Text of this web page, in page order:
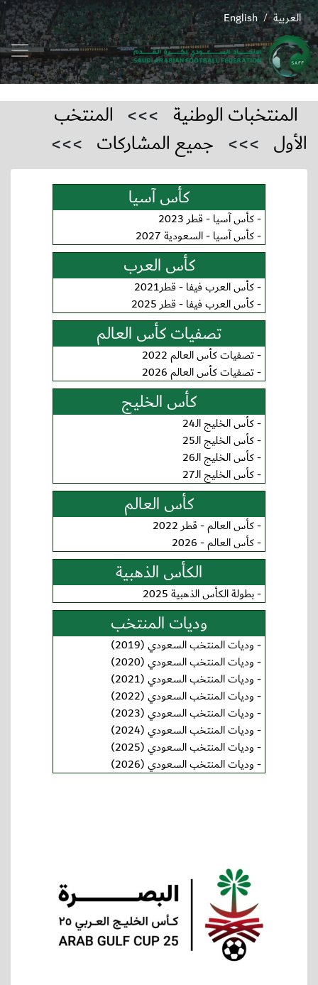
English / العربية
المنتخبات الوطنية >>> المنتخب
الأول >>> جميع المشاركات >>>
كأس آسيا
-كأس آسيا - قطر 2023
-كأس آسيا - السعودية 2027
كأس العرب
-كأس العرب فيفا - قطر2021
-كأس العرب فيفا - قطر 2025
تصفيات كأس العالم
-تصفيات كأس العالم 2022
-تصفيات كأس العالم 2026
كأس الخليج
-كأس الخليج الـ24
-كأس الخليج الـ25
-كأس الخليج الـ26
-كأس الخليج الـ27
كأس العالم
-كأس العالم - قطر 2022
-كأس العالم - 2026
الكأس الذهبية
-بطولة الكأس الذهبية 2025
وديات المنتخب
-وديات المنتخب السعودي (2019)
-وديات المنتخب السعودي (2020)
-وديات المنتخب السعودي (2021)
-وديات المنتخب السعودي (2022)
-وديات المنتخب السعودي (2023)
-وديات المنتخب السعودي (2024)
-وديات المنتخب السعودي (2025)
-وديات المنتخب السعودي (2026)